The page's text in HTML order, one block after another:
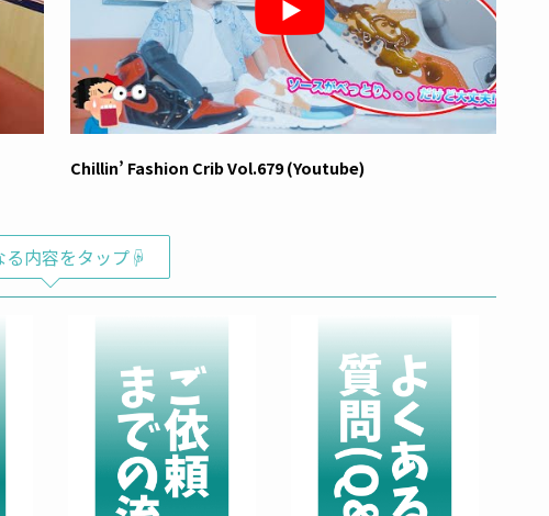
Chillin’ Fashion Crib Vol.679 (Youtube)
る内容をタップ☟